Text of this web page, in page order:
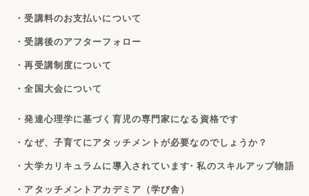
・受講料のお支払いについて
・受講後のアフターフォロー
・再受講制度について
・全国大会について
・発達心理学に基づく育児の専門家になる資格です
・なぜ、子育てにアタッチメントが必要なのでしょうか？
・大学カリキュラムに導入されています・私のスキルアップ物語
・アタッチメントアカデミア（学び舎）